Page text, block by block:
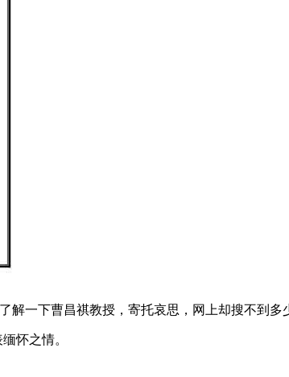
解一下曹昌祺教授，寄托哀思，网上却搜不到多
怀之情。